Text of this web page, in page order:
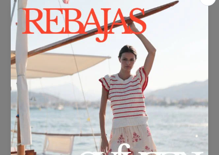
ENVÍO GRATIS*
En compras superiores a 30€.
ENTREGA EN 24/48h
Sabemos que no puedes esperar a estrenar tu nuevo look, así que lo